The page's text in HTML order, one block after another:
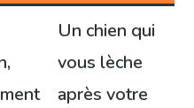
Un chien qui
vous lèche
après votre